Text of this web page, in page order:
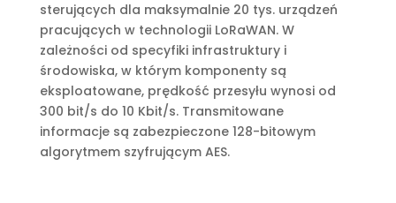
sterujących dla maksymalnie 20 tys. urządzeń
pracujących w technologii LoRaWAN. W
zależności od specyfiki infrastruktury i
środowiska, w którym komponenty są
eksploatowane, prędkość przesyłu wynosi od
300 bit/s do 10 Kbit/s. Transmitowane
informacje są zabezpieczone 128-bitowym
algorytmem szyfrującym AES.